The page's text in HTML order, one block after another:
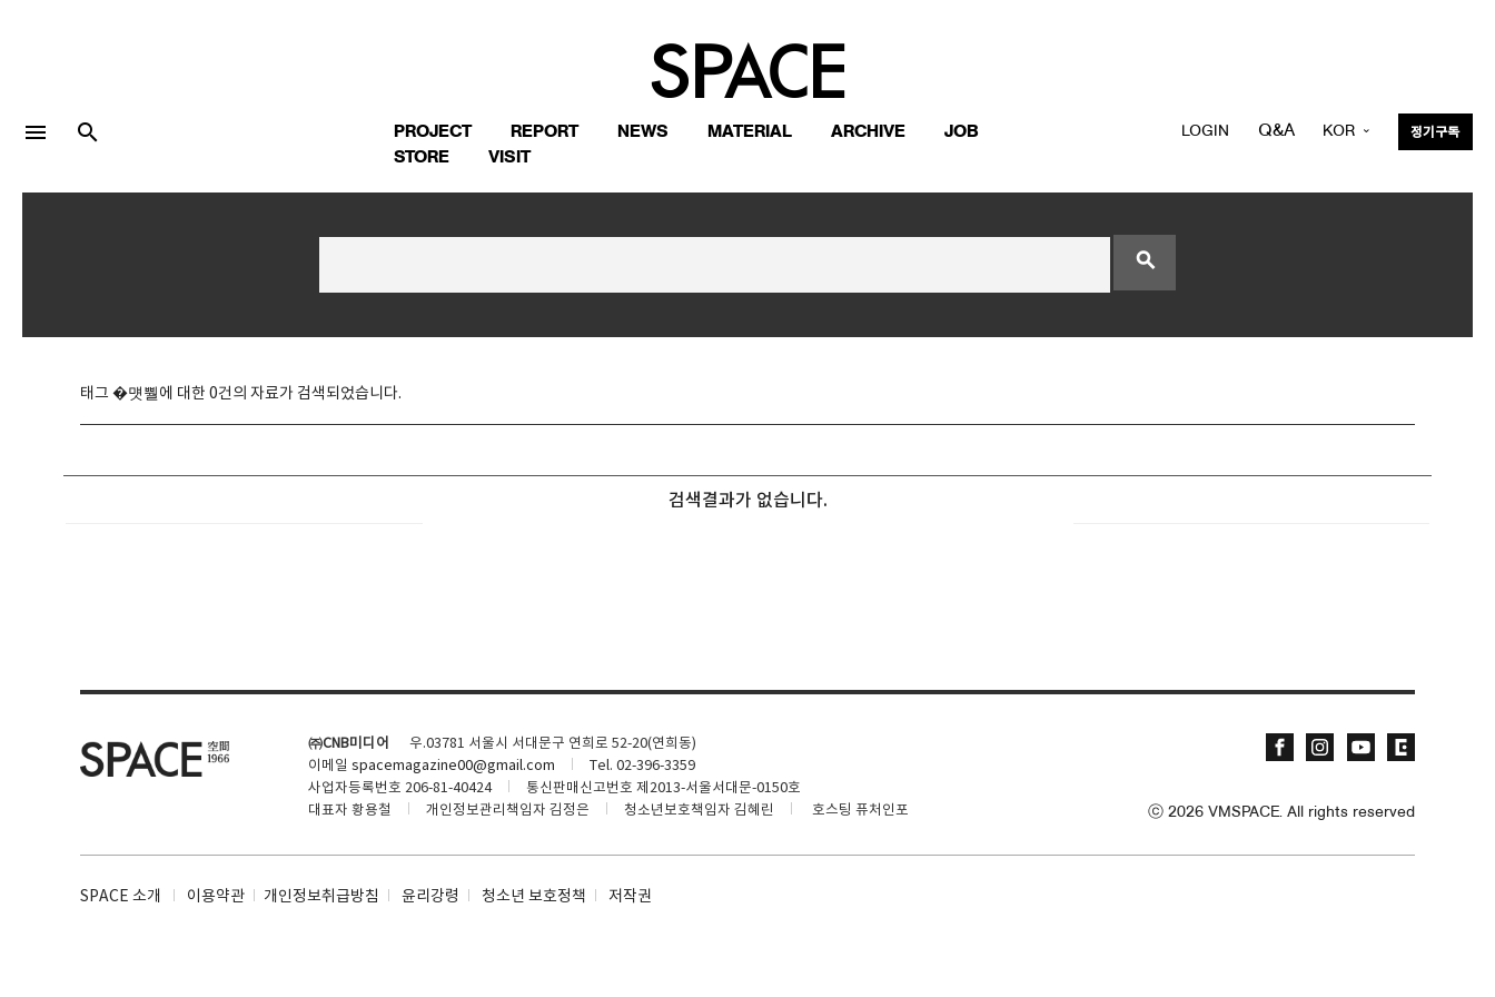
Twitter 로그인
기사문의
Contact
menu search PROJECT REPORT NEWS MATERIAL ARCHIVE
JOB
STORE
VISIT
LOGIN Q&A KOR 정기구독
search
태그 �먯뿰에 대한 0건의 자료가 검색되었습니다.
검색결과가 없습니다.
㈜CNB미디어
우.03781 서울시 서대문구 연희로 52-20(연희동)
이메일 spacemagazine00@gmail.com
Tel. 02-396-3359
사업자등록번호 206-81-40424
통신판매신고번호 제2013-서울서대문-0150호
대표자 황용철
개인정보관리책임자 김정은 청소년보호책임자 김혜린 호스팅 퓨처인포 ⓒ 2026 VMSPACE. All rights reserved
SPACE 소개 이용약관 개인정보취급방침 윤리강령 청소년 보호정책 저작권